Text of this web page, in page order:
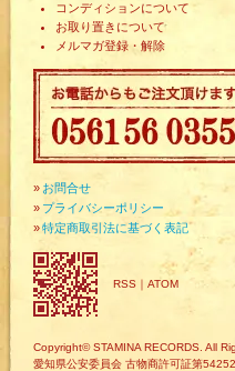
コンディションについて
お取り置きについて
メルマガ登録・解除
» お問合せ
» プライバシーポリシー
»特定商取引法に基づく表記
RSS ｜ ATOM
Copyright© STAMINA RECORDS. All
愛知県公安委員会 古物商許可証第